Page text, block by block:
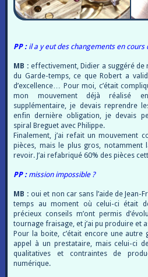
PP :il a y eut des changements en cours
MB : effectivement, Didier a suggéré
du Garde-temps, ce que Robert a
d’excellence… Pour moi, c’était
mon mouvement déjà réalisé
supplémentaire, je devais reprendre
enfin dernière obligation, je devais
spiral Breguet avec Philippe.
Finalement, j’ai refait un mouvement
pièces, mais le plus gros,
revoir. J’ai refabriqué 60% des pièces
PP :mission impossible ?
MB : oui et non car sans l’aide de Jean-
temps au moment où celui-ci était
précieux conseils m’ont permis
tournage fraisage, et j’ai pu produire et
Pour la boite, c’était encore une
appel à un prestataire, mais celui-ci
qualitatives et contraintes de
numérique.